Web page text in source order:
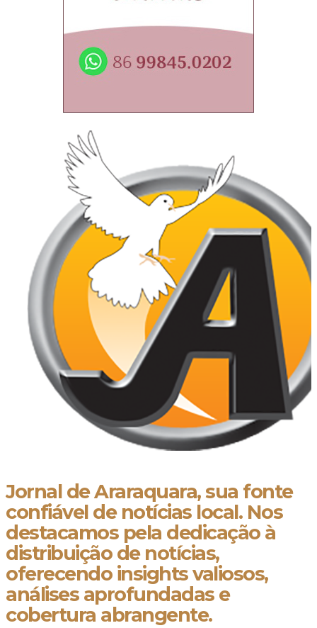
Jornal de Araraquara, sua fonte
confiável de notícias local. Nos
destacamos pela dedicação à
distribuição de notícias,
oferecendo insights valiosos,
análises aprofundadas e
cobertura abrangente.